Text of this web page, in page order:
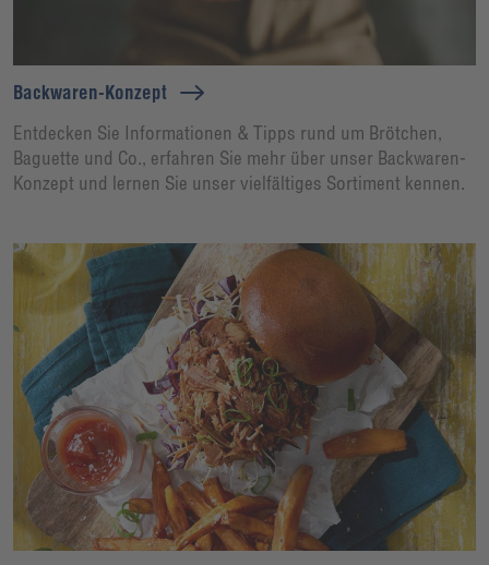
Backwaren-Konzept
Entdecken Sie Informationen & Tipps rund um Brötchen,
Baguette und Co., erfahren Sie mehr über unser Backwaren-
Konzept und lernen Sie unser vielfältiges Sortiment kennen.